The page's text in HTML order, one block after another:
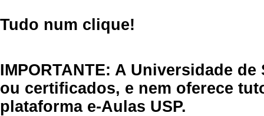
Tudo num clique!
IMPORTANTE: A Universidade
ou certificados, e nem oferece
plataforma e-Aulas USP.